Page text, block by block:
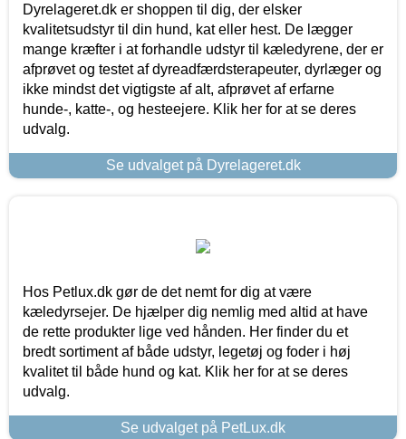
Dyrelageret.dk er shoppen til dig, der elsker
kvalitetsudstyr til din hund, kat eller hest. De lægger
mange kræfter i at forhandle udstyr til kæledyrene, der er
afprøvet og testet af dyreadfærdsterapeuter, dyrlæger og
ikke mindst det vigtigste af alt, afprøvet af erfarne
hunde-, katte-, og hesteejere. Klik her for at se deres
udvalg.
Se udvalget på Dyrelageret.dk
Hos Petlux.dk gør de det nemt for dig at være
kæledyrsejer. De hjælper dig nemlig med altid at have
de rette produkter lige ved hånden. Her finder du et
bredt sortiment af både udstyr, legetøj og foder i høj
kvalitet til både hund og kat. Klik her for at se deres
udvalg.
Se udvalget på PetLux.dk